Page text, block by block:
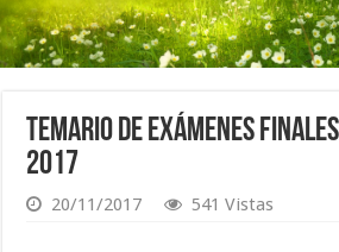
Temario de Exámenes
2017
20/11/2017 541 Vistas